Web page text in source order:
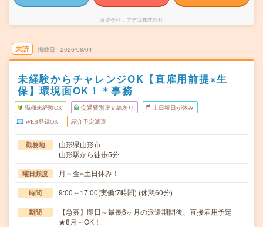
派遣会社 アデコ株式会社
未読 掲載日 2026/08/04
未経験からチャレンジOK【直雇用前提×生
保】環境面OK！＊事務
職種未経験OK 交通費別途支給あり 土日祝日が休み
WEB登録OK 紹介予定派遣
勤務地
山形県山形市
山形駅から徒歩5分
曜日頻度 月～金※土日休み！
時間 9:00～17:00(実働:7時間) (休憩60分)
期間
【急募】即日～最長6ヶ月の派遣期間後、直接雇用予定
★8月～OK！